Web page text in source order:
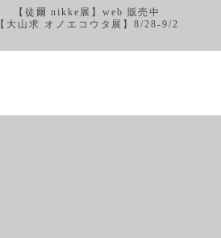
【徒爾 nikke展】web 販売中
【大山求 オノエコウタ展】8/28-9/2